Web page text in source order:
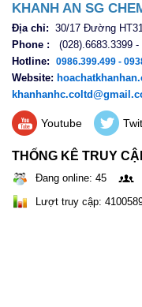
KHANH AN SG
Địa chỉ: 30/17 Đường
Phone : (028).6683.3399 -
Hotline:
0986.399.499 -
Website:
Youtube
THỐNG KÊ TRUY
Đang online: 45
Lượt truy cập: